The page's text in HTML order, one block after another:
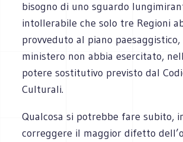
bisogno di uno sguardo
intollerabile che solo tre Regioni
provveduto al piano paesaggistico,
ministero non abbia esercitato,
potere sostitutivo previsto dal
Culturali.
Qualcosa si potrebbe fare subito,
correggere il maggior difetto